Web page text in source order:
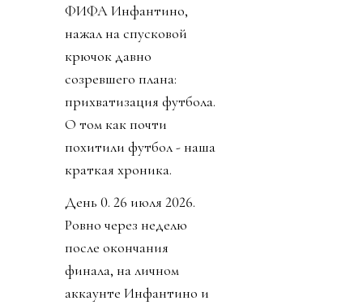
ФИФА Инфантино,
нажал на спусковой
крючок давно
созревшего плана:
прихватизация футбола.
О том как почти
похитили футбол - наша
краткая хроника.
День 0. 26 июля 2026.
Ровно через неделю
после окончания
финала, на личном
аккаунте Инфантино и